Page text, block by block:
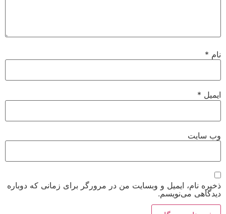
نام*
ایمیل*
وب‌ سایت
ذخیره نام، ایمیل و وبسایت من در مرورگر برای زمانی که دوباره
دیدگاهی می‌نویسم.